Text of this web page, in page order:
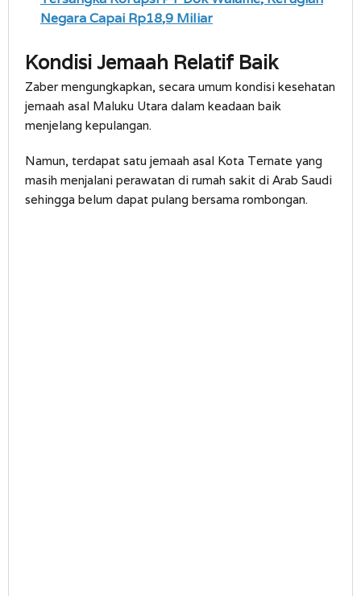
Negara Capai Rp18,9 Miliar
Kondisi Jemaah Relatif Baik
Zaber mengungkapkan, secara umum kondisi kesehatan
jemaah asal Maluku Utara dalam keadaan baik
menjelang kepulangan.
Namun, terdapat satu jemaah asal Kota Ternate yang
masih menjalani perawatan di rumah sakit di Arab Saudi
sehingga belum dapat pulang bersama rombongan.